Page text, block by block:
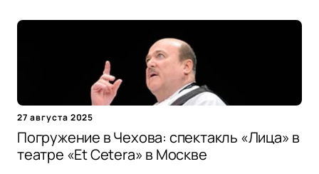
27 августа 2025
Погружение в Чехова: спектакль «Лица» в
театре «Et Cetera» в Москве